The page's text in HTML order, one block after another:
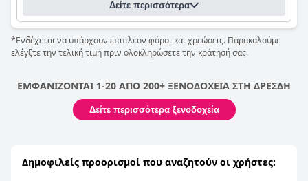
Hotel Dresden Neustadtπαρέχει εξαιρετικές υπηρεσίες και
άνετη διαμονή, με πολλούς επισκέπτες να εκτιμούν την
καθαριότητα, το φιλικό προσωπικό και τη συνολική
ευρυχωρία του ξενοδοχείου.
Δείτε περισσότερα
*Ενδέχεται να υπάρχουν επιπλέον φόροι και χρεώσεις. Παρακαλούμε
ελέγξτε την τελική τιμή πριν ολοκληρώσετε την κράτησή σας.
ΕΜΦΑΝΙΖΟΝΤΑΙ 1-20 ΑΠΟ 200+ ΞΕΝΟΔΟΧΕΙΑ ΣΤΗ ΔΡΕΣΔΗ
Δείτε περισσότερα ξενοδοχεία
Δημοφιλείς προορισμοί που αναζητούν οι χρήστες: